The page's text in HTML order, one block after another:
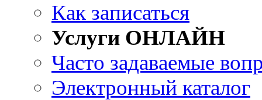
Как записаться
Услуги ОНЛАЙН
Часто задаваемые
Электронный каталог